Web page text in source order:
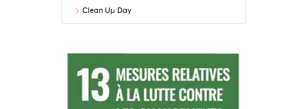
Clean Up Day